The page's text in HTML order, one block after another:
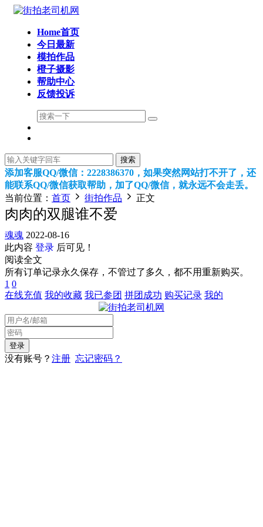
Home首页
今日最新
模拍作品
橙子摄影
帮助中心
反馈投诉
搜索
添加客服QQ/微信：2228386370，如果突然网站打不开了，还
能联系QQ/微信获取帮助，加了QQ/微信，就永远不会走丢。
当前位置： 首页 街拍作品 正文
肉肉的双腿谁不爱
魂魂 2022-08-16
此内容 登录 后可见！
阅读全文
所有订单记录永久保存，不管过了多久，都不用重新购买。
1 0
在线充值 我的收藏 我已参团 拼团成功 购买记录 我的
没有账号？ 注册 忘记密码？